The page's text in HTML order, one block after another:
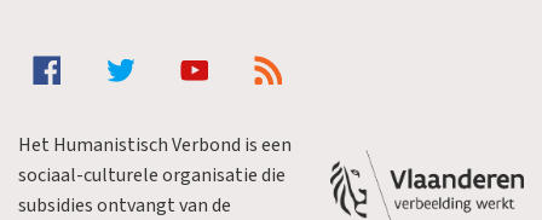
Het Humanistisch Verbond is een
sociaal-culturele organisatie die
subsidies ontvangt van de